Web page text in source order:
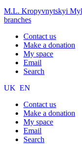
M.L. Kropyvnytskyi
branches
Contact us
Make a donation
My space
Email
Search
UK EN
Contact us
Make a donation
My space
Email
Search